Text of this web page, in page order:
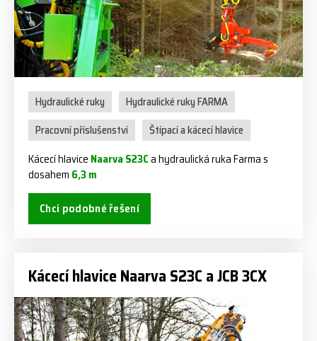
Hydraulické ruky
Hydraulické ruky FARMA
Pracovní příslušenství
Štípací a kácecí hlavice
Kácecí hlavice Naarva S23Ca hydraulická ruka Farma s
dosahem 6,3 m
Chci podobné řešení
Kácecí hlavice Naarva S23C a JCB 3CX